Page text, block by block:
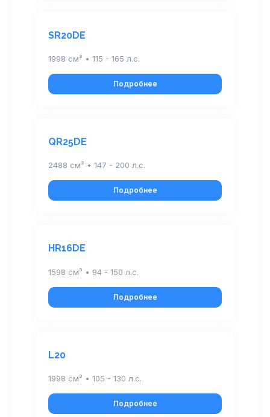
SR20DE
1998 см³ • 115 - 165 л.с.
Подробнее
QR25DE
2488 см³ • 147 - 200 л.с.
Подробнее
HR16DE
1598 см³ • 94 - 150 л.с.
Подробнее
L20
1998 см³ • 105 - 130 л.с.
Подробнее